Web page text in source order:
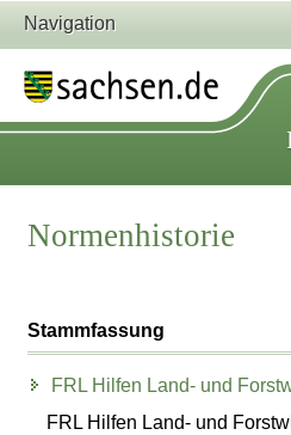
Navigation
Normenhistorie
Stammfassung
FRL Hilfen Land- und
FRL Hilfen Land- und